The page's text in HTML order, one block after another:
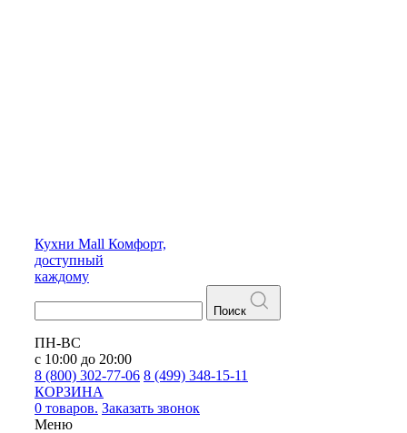
Кухни Mall Комфорт,
доступный
каждому
Поиск
ПН-ВС
с 10:00 до 20:00
8 (800) 302-77-06 8 (499) 348-15-11
КОРЗИНА
0 товаров. Заказать звонок
Меню